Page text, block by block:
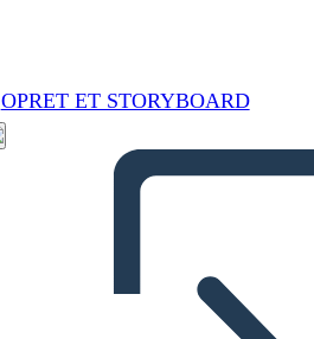
OPRET ET STORYBOARD